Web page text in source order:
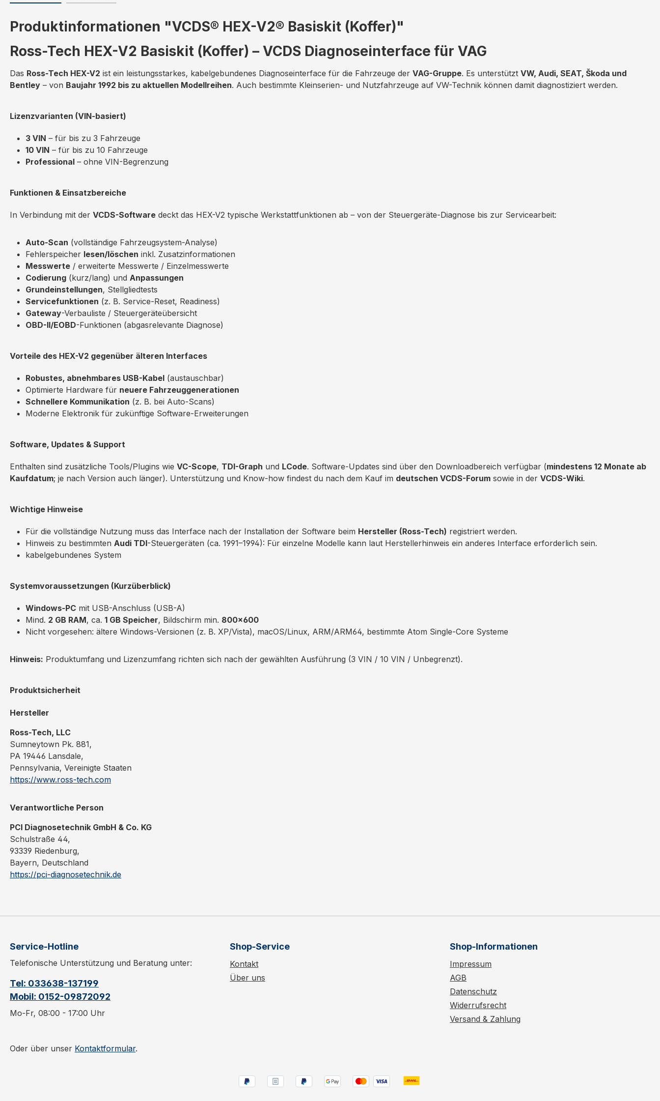
Produktinformationen "VCDS® HEX-V2® Basiskit (Koffer)"
Ross-Tech HEX-V2 Basiskit (Koffer) – VCDS Diagnoseinterface für VAG
Das Ross-Tech HEX-V2 ist ein leistungsstarkes, kabelgebundenes Diagnoseinterface für die Fahrzeuge der VAG-Gruppe. Es unterstützt VW, Audi, SEAT, Škoda und
Bentley – von Baujahr 1992 bis zu aktuellen Modellreihen. Auch bestimmte Kleinserien- und Nutzfahrzeuge auf VW-Technik können damit diagnostiziert werden.
Lizenzvarianten (VIN-basiert)
3 VIN – für bis zu 3 Fahrzeuge
10 VIN – für bis zu 10 Fahrzeuge
Professional – ohne VIN-Begrenzung
Funktionen & Einsatzbereiche
In Verbindung mit der VCDS-Software deckt das HEX-V2 typische Werkstattfunktionen ab – von der Steuergeräte-Diagnose bis zur Servicearbeit:
Auto-Scan (vollständige Fahrzeugsystem-Analyse)
Fehlerspeicher lesen/löschen inkl. Zusatzinformationen
Messwerte / erweiterte Messwerte / Einzelmesswerte
Codierung (kurz/lang) und Anpassungen
Grundeinstellungen, Stellgliedtests
Servicefunktionen (z. B. Service-Reset, Readiness)
Gateway-Verbauliste / Steuergeräteübersicht
OBD-II/EOBD-Funktionen (abgasrelevante Diagnose)
Vorteile des HEX-V2 gegenüber älteren Interfaces
Robustes, abnehmbares USB-Kabel (austauschbar)
Optimierte Hardware für neuere Fahrzeuggenerationen
Schnellere Kommunikation (z. B. bei Auto-Scans)
Moderne Elektronik für zukünftige Software-Erweiterungen
Software, Updates & Support
Enthalten sind zusätzliche Tools/Plugins wie VC-Scope, TDI-Graph und LCode. Software-Updates sind über den Downloadbereich verfügbar (mindestens 12 Monate ab
Kaufdatum; je nach Version auch länger). Unterstützung und Know-how findest du nach dem Kauf im deutschen VCDS-Forum sowie in der VCDS-Wiki.
Wichtige Hinweise
Für die vollständige Nutzung muss das Interface nach der Installation der Software beim Hersteller (Ross-Tech) registriert werden.
Hinweis zu bestimmten Audi TDI-Steuergeräten (ca. 1991–1994): Für einzelne Modelle kann laut Herstellerhinweis ein anderes Interface erforderlich sein.
kabelgebundenes System
Systemvoraussetzungen (Kurzüberblick)
Windows-PC mit USB-Anschluss (USB-A)
Mind. 2 GB RAM, ca. 1 GB Speicher, Bildschirm min. 800×600
Nicht vorgesehen: ältere Windows-Versionen (z. B. XP/Vista), macOS/Linux, ARM/ARM64, bestimmte Atom Single-Core Systeme
Hinweis: Produktumfang und Lizenzumfang richten sich nach der gewählten Ausführung (3 VIN / 10 VIN / Unbegrenzt).
Produktsicherheit
Hersteller
Ross-Tech, LLC
Sumneytown Pk. 881,
PA 19446 Lansdale,
Pennsylvania, Vereinigte Staaten
https://www.ross-tech.com
Verantwortliche Person
PCI Diagnosetechnik GmbH & Co. KG
Schulstraße 44,
93339 Riedenburg,
Bayern, Deutschland
https://pci-diagnosetechnik.de
Service-Hotline
Telefonische Unterstützung und Beratung unter:
Tel: 033638-137199
Mobil: 0152-09872092
Mo-Fr, 08:00 - 17:00 Uhr
Oder über unser Kontaktformular.
Shop-Service
Kontakt
Über uns
Shop-Informationen
Impressum
AGB
Datenschutz
Widerrufsrecht
Versand & Zahlung